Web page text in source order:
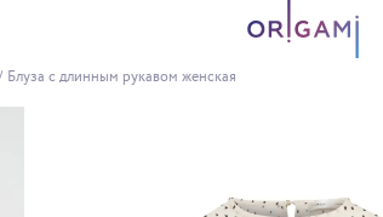
Блуза с длинным рукавом женская